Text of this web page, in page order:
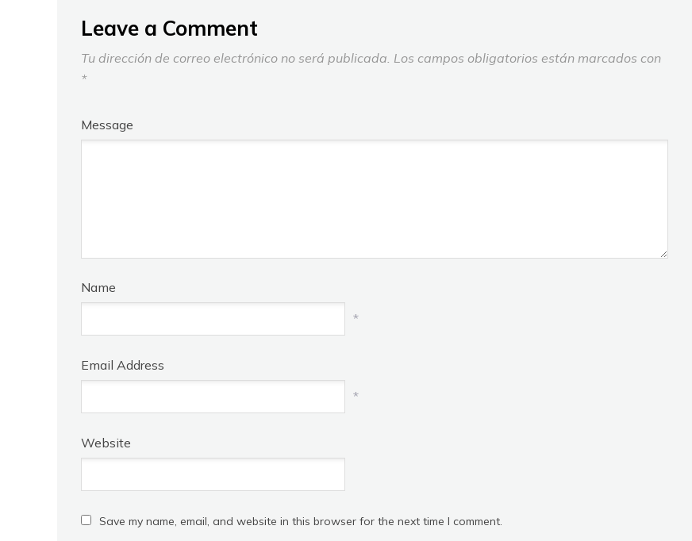
Leave a Comment
Tu dirección de correo electrónico no será publicada. Los campos obligatorios están marcados con
*
Message
Name
*
Email Address
*
Website
Save my name, email, and website in this browser for the next time I comment.